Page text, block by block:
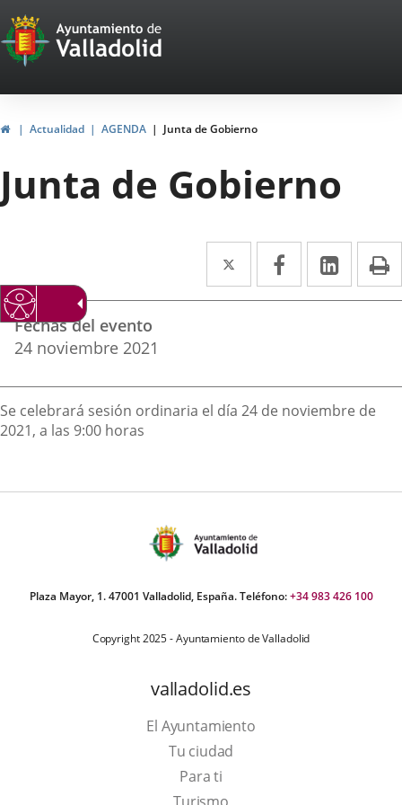
Portal
Web
del
Ayuntamiento
de
Valladolid
InicioActualidad AGENDA Junta de Gobierno
Junta de Gobierno
Twitter
Enlace
a
externa.
Facebook
Enlace
a
externa.
Enlace
a
Datos
del
evento
Fechas del evento
24 noviembre 2021
Descripción
Se celebrará sesión ordinaria el día 24 de noviembre de
2021, a las 9:00 horas
Plaza Mayor, 1. 47001 Valladolid, España. Teléfono:+34 983 426 100
Copyright 2025 - Ayuntamiento de Valladolid
valladolid.es
El Ayuntamiento
Tu ciudad
Para ti
Este